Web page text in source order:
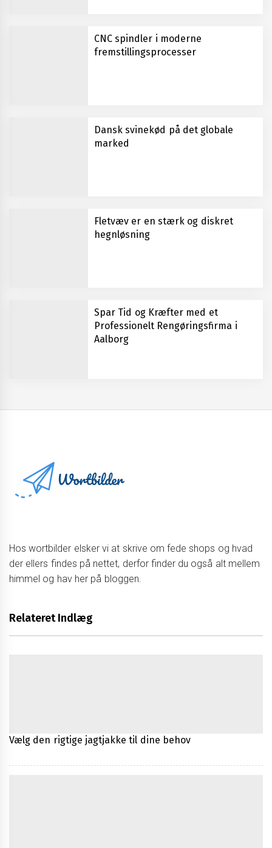
CNC spindler i moderne
fremstillingsprocesser
Dansk svinekød på det globale
marked
Fletvæv er en stærk og diskret
hegnløsning
Spar Tid og Kræfter med et
Professionelt Rengøringsfirma i
Aalborg
Hos wortbilder elsker vi at skrive om fede shops og hvad
der ellers findes på nettet, derfor finder du også alt mellem
himmel og hav her på bloggen.
Relateret Indlæg
Vælg den rigtige jagtjakke til dine behov